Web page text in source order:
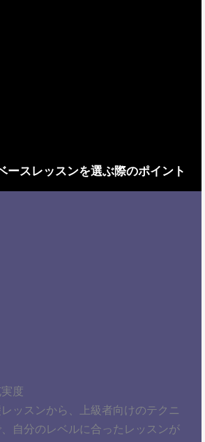
ースレッスンを選ぶ際のポイント
度
ッスンから、上級者向けのテクニ
自分のレベルに合ったレッスンが